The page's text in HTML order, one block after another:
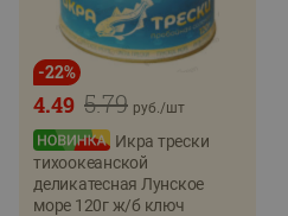
-22%
5.79
4.49 руб./шт
Икра трески
тихоокеанской
деликатесная Лунское
море 120г ж/б ключ